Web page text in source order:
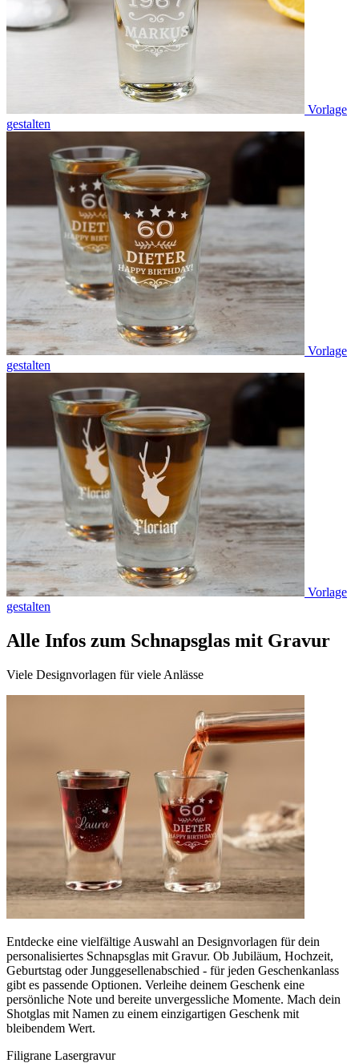
Vorlage
gestalten
Vorlage
gestalten
Vorlage
gestalten
Alle Infos zum Schnapsglas mit Gravur
Viele Designvorlagen für viele Anlässe
Entdecke eine vielfältige Auswahl an Designvorlagen für dein
personalisiertes Schnapsglas mit Gravur. Ob Jubiläum, Hochzeit,
Geburtstag oder Junggesellenabschied - für jeden Geschenkanlass
gibt es passende Optionen. Verleihe deinem Geschenk eine
persönliche Note und bereite unvergessliche Momente. Mach dein
Shotglas mit Namen zu einem einzigartigen Geschenk mit
bleibendem Wert.
Filigrane Lasergravur